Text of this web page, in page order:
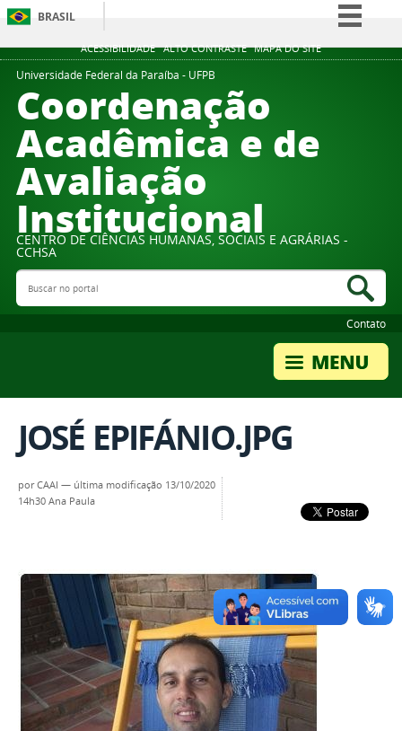
ACESSIBILIDADE ALTO CONTRASTE MAPA DO SITE
BRASIL
Simplifique!
Participe
Acesso à informação
Legislação
Universidade Federal da Paraíba - UFPB
Coordenação
Acadêmica e de
Avaliação
Institucional
CENTRO DE CIÊNCIAS HUMANAS, SOCIAIS E AGRÁRIAS -
CCHSA
Buscar no portal
Contato
JOSÉ EPIFÁNIO.JPG
porCAAI — última modificação 13/10/2020
14h30 Ana Paula